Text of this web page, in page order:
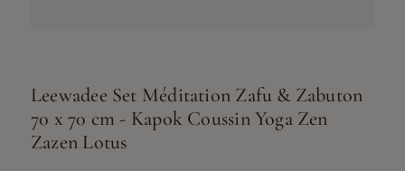
Leewadee Set Méditation Zafu & Zabuton
70 x 70 cm - Kapok Coussin Yoga Zen
Zazen Lotus